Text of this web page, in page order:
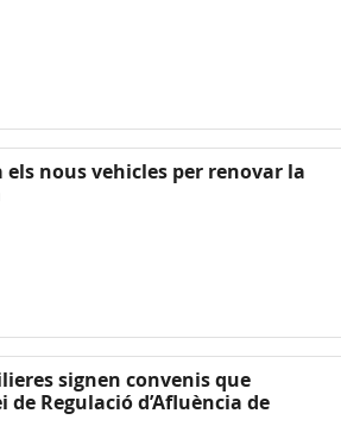
nous vehicles per renovar la
signen convenis que
Regulació d’Afluència de